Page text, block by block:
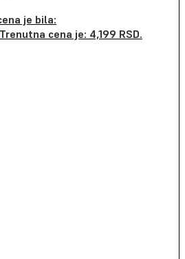
je bila:
Trenutna cena je: 4,199 RSD.